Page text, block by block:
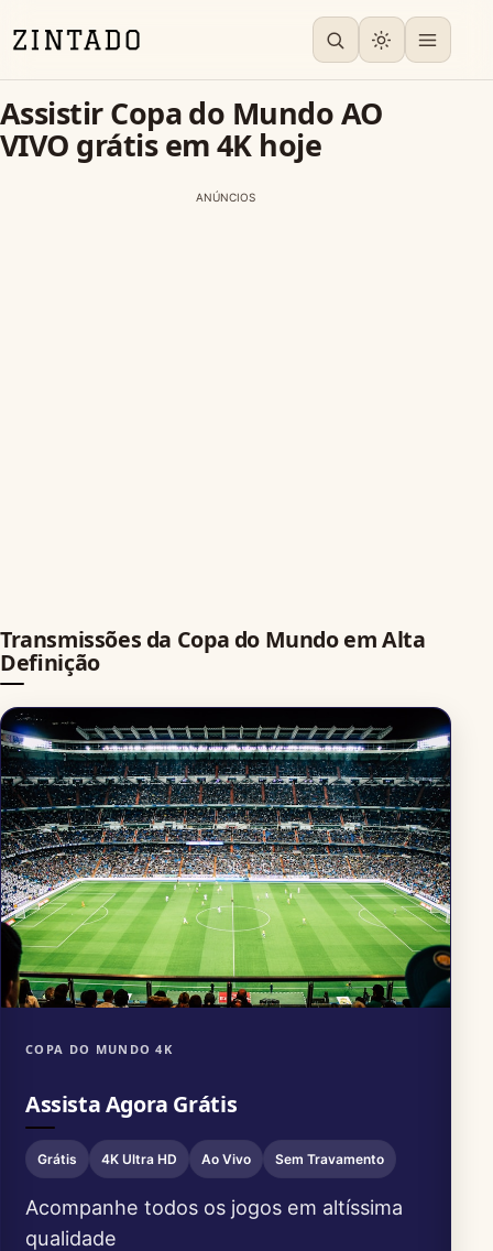
Assistir Copa do Mundo AO
VIVO grátis em 4K hoje
ANÚNCIOS
Transmissões da Copa do Mundo em Alta
Definição
COPA DO MUNDO 4K
Assista Agora Grátis
Grátis 4K Ultra HD Ao Vivo Sem Travamento
Acompanhe todos os jogos em altíssima
qualidade